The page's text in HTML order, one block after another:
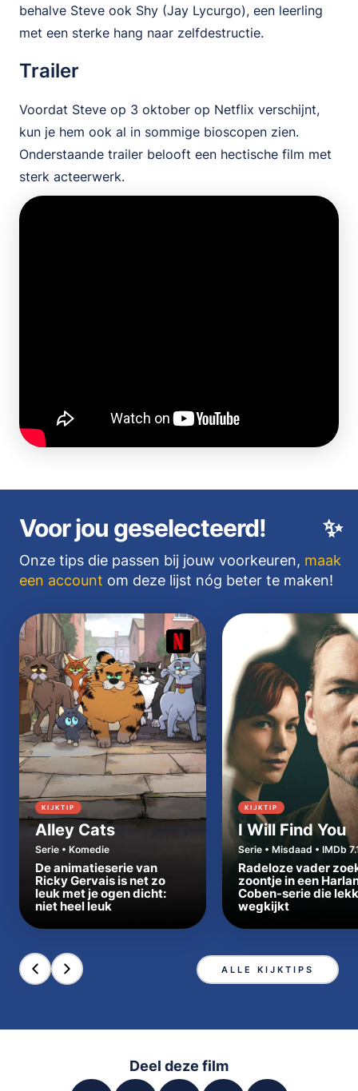
behalve Steve ook Shy (Jay Lycurgo), een leerling
met een sterke hang naar zelfdestructie.
Trailer
Voordat Steve op 3 oktober op Netflix verschijnt,
kun je hem ook al in sommige bioscopen zien.
Onderstaande trailer belooft een hectische film met
sterk acteerwerk.
✨
Voor jou geselecteerd!
Onze tips die passen bij jouw voorkeuren, maak
een account om deze lijst nóg beter te maken!
KIJKTIP
Alley Cats
Serie • Komedie
De animatieserie van
Ricky Gervais is net zo
leuk met je ogen dicht:
niet heel leuk
KIJKTIP
I Will Find You
Serie • Misdaad • IMDb
Radeloze vader
zoontje in een
Coben-serie die
wegkijkt
ALLE KIJKTIPS
Deel deze film